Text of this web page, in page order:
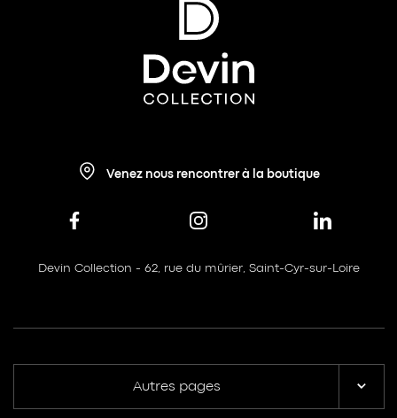
Venez nous rencontrer à la boutique
Devin Collection - 62, rue du mûrier, Saint-Cyr-sur-Loire
Autres pages